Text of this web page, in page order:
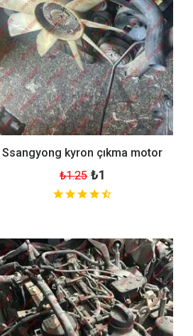
Ssangyong kyron çıkma motor
₺1.25 ₺1